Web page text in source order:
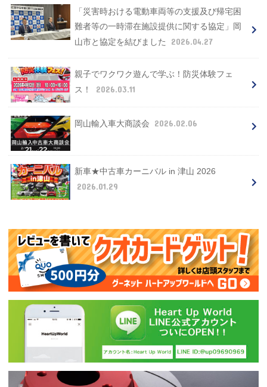
「災害時おける電動車両等の支援及び帰宅困
難者等の一時滞在施設提供に関する協定」岡
山市と協定を結びました
2026.04.27
親子でワクワク遊んで学ぶ！防災体験フェ
ス！
2026.03.11
岡山輸入車大商談会 2026.02.06
新車★中古車カーニバル in 津山 2026
2026.01.29